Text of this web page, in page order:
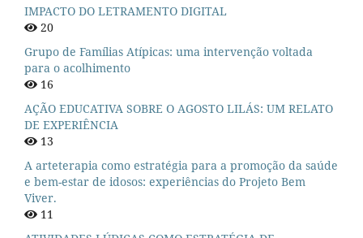
IMPACTO DO LETRAMENTO DIGITAL
20
Grupo de Famílias Atípicas: uma intervenção voltada
para o acolhimento
16
AÇÃO EDUCATIVA SOBRE O AGOSTO LILÁS: UM RELATO
DE EXPERIÊNCIA
13
A arteterapia como estratégia para a promoção da saúde
e bem-estar de idosos: experiências do Projeto Bem
Viver.
11